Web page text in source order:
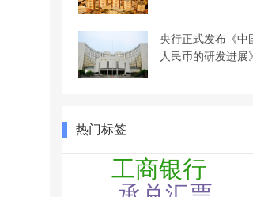
央行正式发布《中
人民币的研发进
热门标签